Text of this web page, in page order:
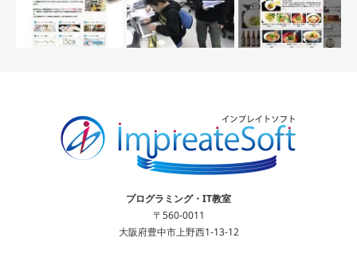
プログラミング・IT教室
〒560-0011
大阪府豊中市上野西1-13-12